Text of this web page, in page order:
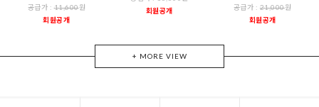
공급가 :11,600원
회원공개
회원공개
공급가 : 21,000원
회원공개
+ MORE VIEW